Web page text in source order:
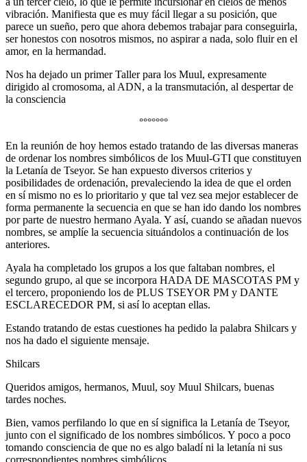
vibración. Manifiesta que es muy fácil llegar a su posición, que
parece un sueño, pero que ahora debemos trabajar para conseguirla,
ser honestos con nosotros mismos, no aspirar a nada, solo fluir en el
amor, en la hermandad.
Nos ha dejado un primer Taller para los Muul, expresamente
dirigido al cromosoma, al ADN, a la transmutación, al despertar de
la consciencia
°°°°°°°
En la reunión de hoy hemos estado tratando de las diversas maneras
de ordenar los nombres simbólicos de los Muul-GTI que constituyen
la Letanía de Tseyor. Se han expuesto diversos criterios y
posibilidades de ordenación, prevaleciendo la idea de que el orden
en sí mismo no es lo prioritario y que tal vez sea mejor establecer de
forma permanente la secuencia en que se han ido dando los nombres
por parte de nuestro hermano Ayala. Y así, cuando se añadan nuevos
nombres, se amplíe la secuencia situándolos a continuación de los
anteriores.
Ayala ha completado los grupos a los que faltaban nombres, el
segundo grupo, al que se incorpora HADA DE MASCOTAS PM y
el tercero, proponiendo los de PLUS TSEYOR PM y DANTE
ESCLARECEDOR PM, si así lo aceptan ellas.
Estando tratando de estas cuestiones ha pedido la palabra Shilcars y
nos ha dado el siguiente mensaje.
Shilcars
Queridos amigos, hermanos, Muul, soy Muul Shilcars, buenas
tardes noches.
Bien, vamos perfilando lo que en sí significa la Letanía de Tseyor,
junto con el significado de los nombres simbólicos. Y poco a poco
tomando consciencia de que no es algo baladí ni la letanía ni sus
correspondientes nombres simbólicos.